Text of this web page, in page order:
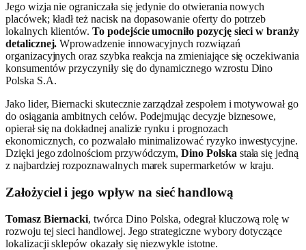
Jego wizja nie ograniczała się jedynie do otwierania nowych
placówek; kładł też nacisk na dopasowanie oferty do potrzeb
lokalnych klientów.To podejście umocniło pozycję sieci w branży
detalicznej. Wprowadzenie innowacyjnych rozwiązań
organizacyjnych oraz szybka reakcja na zmieniające się oczekiwania
konsumentów przyczyniły się do dynamicznego wzrostu Dino
Polska S.A.
Jako lider, Biernacki skutecznie zarządzał zespołem i motywował go
do osiągania ambitnych celów. Podejmując decyzje biznesowe,
opierał się na dokładnej analizie rynku i prognozach
ekonomicznych, co pozwalało minimalizować ryzyko inwestycyjne.
Dzięki jego zdolnościom przywódczym,Dino Polska stała się jedną
z najbardziej rozpoznawalnych marek supermarketów w kraju.
Założyciel i jego wpływ na sieć handlową
Tomasz Biernacki, twórca Dino Polska, odegrał kluczową rolę w
rozwoju tej sieci handlowej. Jego strategiczne wybory dotyczące
lokalizacji sklepów okazały się niezwykle istotne.